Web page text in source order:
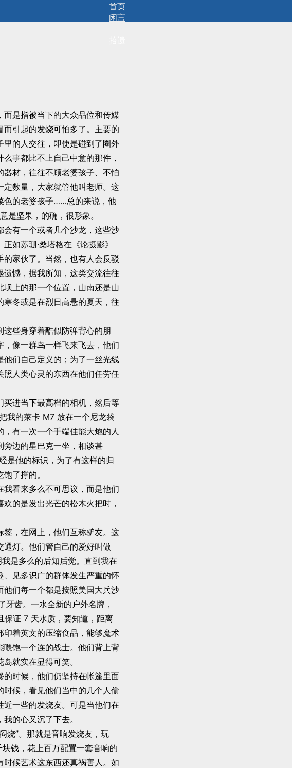
首页
闲言
是指被当下的大众品位和传媒
引起的发烧可怕多了。主要的
的人交往，即使是碰到了圈外
事都比不上自己中意的那件，
材，往往不顾老婆孩子、不怕
数量，大家就管他叫老师。这
色的老婆孩子……总的来说，他
是坚果，的确，很形象。
有一个或者几个沙龙，这些沙
如苏珊·桑塔格在《论摄影》
家伙了。当然，也有人会反驳
憾，据我所知，这类交流往往
上的那一个位置，山南还是山
冬或是在烈日高悬的夏天，往
些身穿着酷似防弹背心的朋
像一群鸟一样飞来飞去，他们
们自己定义的；为了一丝光线
人类心灵的东西在他们任劳任
进当下最高档的相机，然后等
我的莱卡 M7 放在一个尼龙袋
有一次一个手端佳能大炮的人
旁边的星巴克一坐，相谈甚
是他的标识，为了有这样的归
了撑的。
看来多么不可思议，而是他们
的是发出光芒的松木火把时，
，在网上，他们互称驴友。这
灯。他们管自己的爱好叫做
是多么的后知后觉。直到我在
见多识广的群体发生严重的怀
们每一个都是按照美国大兵沙
齿。一水全新的户外名牌，
保证 7 天水质，要知道，距离
着英文的压缩食品，能够魔术
饱一个连的战士。他们背上背
就实在显得可笑。
时候，他们仍坚持在帐篷里面
候，看见他们当中的几个人偷
一些的发烧友。可是当他们在
的心又沉了下去。
烧”。那就是音响发烧友，玩
钱，花上百万配置一套音响的
候艺术这东西还真祸害人。如